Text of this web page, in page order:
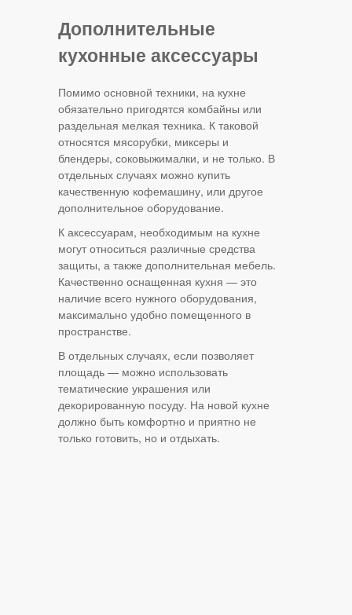
Дополнительные
кухонные аксессуары
Помимо основной техники, на кухне
обязательно пригодятся комбайны или
раздельная мелкая техника. К таковой
относятся мясорубки, миксеры и
блендеры, соковыжималки, и не только. В
отдельных случаях можно купить
качественную кофемашину, или другое
дополнительное оборудование.
К аксессуарам, необходимым на кухне
могут относиться различные средства
защиты, а также дополнительная мебель.
Качественно оснащенная кухня — это
наличие всего нужного оборудования,
максимально удобно помещенного в
пространстве.
В отдельных случаях, если позволяет
площадь — можно использовать
тематические украшения или
декорированную посуду. На новой кухне
должно быть комфортно и приятно не
только готовить, но и отдыхать.